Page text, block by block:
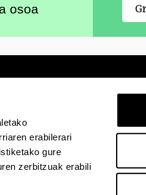
erabilerari
gure
zerbitzuak erabili
osoa
Lege oharra
n
EHU Facebook-enEHU Linkedin-en
EHU